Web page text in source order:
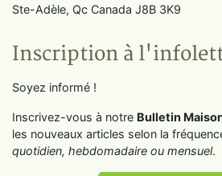
Ste-Adèle, Qc Canada J8B 3K9
Inscription à
Soyez informé !
Inscrivez-vous à notre Bulletin
les nouveaux articles selon la
quotidien, hebdomadaire ou mensuel.